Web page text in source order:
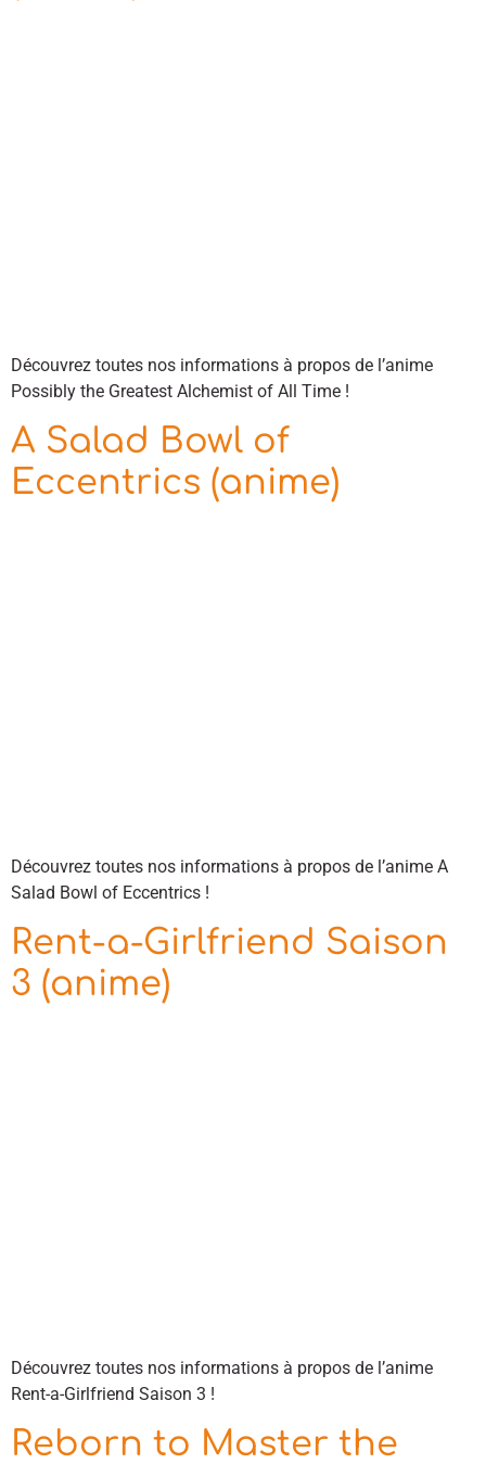
Découvrez toutes nos informations à propos de l’anime
Possibly the Greatest Alchemist of All Time !
A Salad Bowl of
Eccentrics (anime)
Découvrez toutes nos informations à propos de l’anime A
Salad Bowl of Eccentrics !
Rent-a-Girlfriend Saison
3 (anime)
Découvrez toutes nos informations à propos de l’anime
Rent-a-Girlfriend Saison 3 !
Reborn to Master the